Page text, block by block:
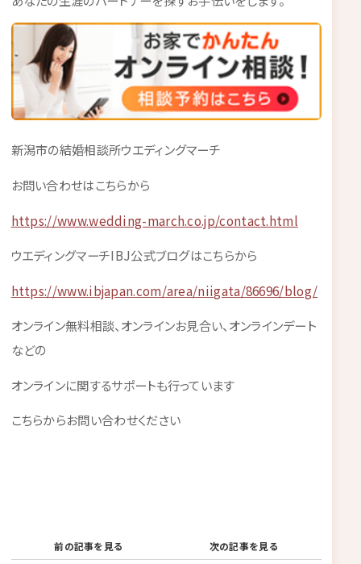
新潟市の結婚相談所ウエディングマーチ
お問い合わせはこちらから
https://www.wedding-march.co.jp/contact.html
ウエディングマーチIBJ公式ブログはこちらから
https://www.ibjapan.com/area/niigata/86696/blog/
オンライン無料相談、オンラインお見合い、オンラインデート
などの
オンラインに関するサポートも行っています
こちらからお問い合わせください
前の記事を見る 次の記事を見る